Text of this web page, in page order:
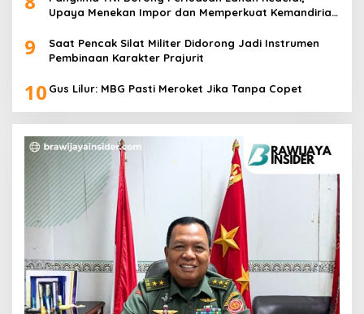
Upaya Menekan Impor dan Memperkuat Kemandirian
9
Saat Pencak Silat Militer Didorong Jadi Instrumen
Pembinaan Karakter Prajurit
10 Gus Lilur: MBG Pasti Meroket Jika Tanpa Copet